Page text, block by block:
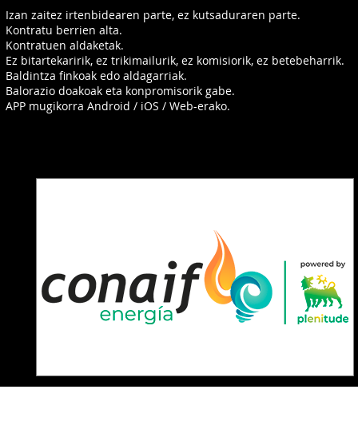
Izan zaitez irtenbidearen parte, ez kutsaduraren parte.
Kontratu berrien alta.
Kontratuen aldaketak.
Ez bitartekaririk, ez trikimailurik, ez komisiorik, ez betebeharrik.
Baldintza finkoak edo aldagarriak.
Balorazio doakoak eta konpromisorik gabe.
APP mugikorra Android / iOS / Web-erako.